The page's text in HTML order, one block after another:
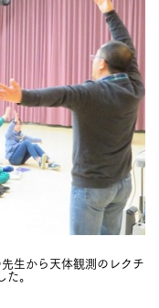
生から天体観測のレクチ
た。